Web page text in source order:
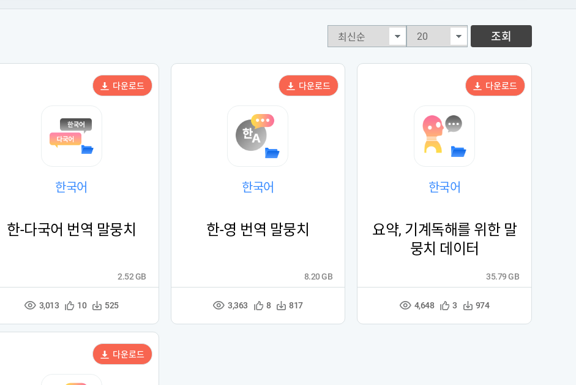
조회
한국어
한-다국어 번역 말뭉치
조
수
3,013
관
등
록
10
다
수
525
2.52 GB
다운로드
한국어
한-영 번역 말뭉치
조
수
3,363
관
등
8
다
수
817
8.20 GB
다운로드
한국어
요약, 기계독해를 위한 말
뭉치 데이터
조
수
4,648
관
등
3
다
수
974
35.79 GB
다운로드
다운로드